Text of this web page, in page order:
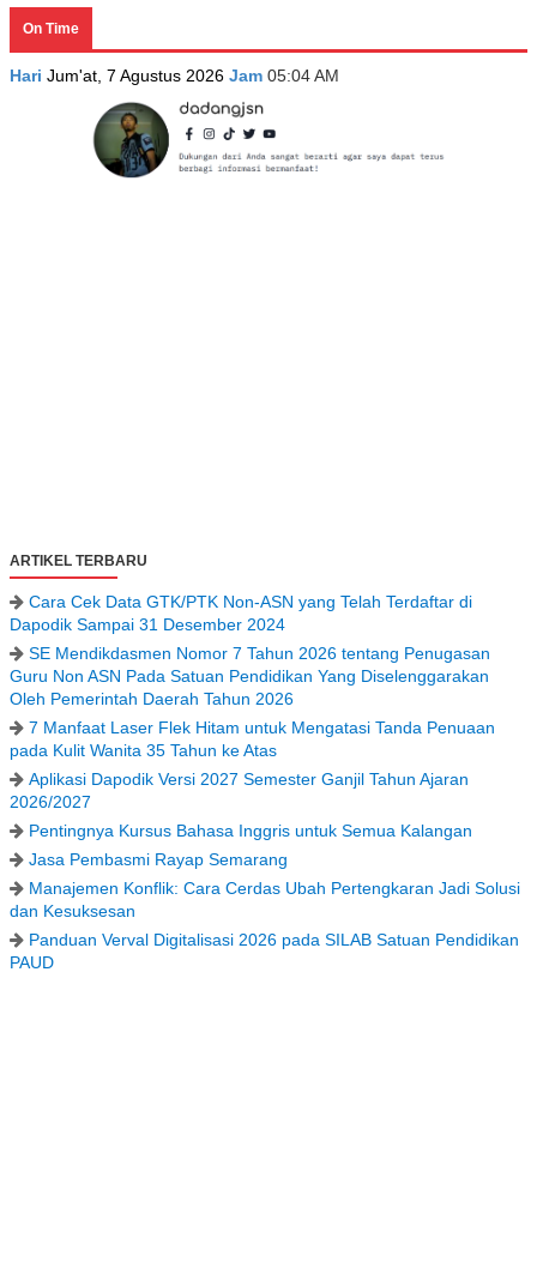
On Time
Hari Jum'at, 7 Agustus 2026 Jam 05:04 AM
ARTIKEL TERBARU
Cara Cek Data GTK/PTK Non-ASN yang Telah Terdaftar di
Dapodik Sampai 31 Desember 2024
SE Mendikdasmen Nomor 7 Tahun 2026 tentang Penugasan
Guru Non ASN Pada Satuan Pendidikan Yang Diselenggarakan
Oleh Pemerintah Daerah Tahun 2026
7 Manfaat Laser Flek Hitam untuk Mengatasi Tanda Penuaan
pada Kulit Wanita 35 Tahun ke Atas
Aplikasi Dapodik Versi 2027 Semester Ganjil Tahun Ajaran
2026/2027
Pentingnya Kursus Bahasa Inggris untuk Semua Kalangan
Jasa Pembasmi Rayap Semarang
Manajemen Konflik: Cara Cerdas Ubah Pertengkaran Jadi Solusi
dan Kesuksesan
Panduan Verval Digitalisasi 2026 pada SILAB Satuan Pendidikan
PAUD